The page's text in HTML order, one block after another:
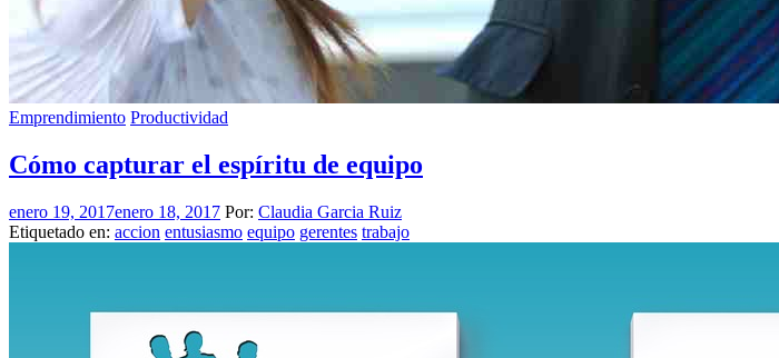
Emprendimiento Productividad
Cómo capturar el espíritu de equipo
enero 19, 2017enero 18, 2017 Por: Claudia Garcia Ruiz
Etiquetado en: accion entusiasmo equipo gerentes trabajo